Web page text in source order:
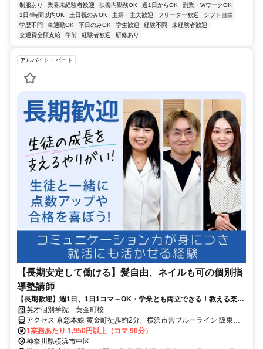
制服あり 業界未経験者歓迎 扶養内勤務OK 週1日からOK
副業・WワークOK
1日4時間以内OK
土日祝のみOK 主婦・主夫歓迎 フリーター歓迎
シフト自由
学歴不問
車通勤OK 平日のみOK 学生歓迎 経験不問
未経験者歓迎
交通費全額支給
午前 経験者歓迎 研修あり
アルバイト・パート
【長期安定して働ける】髪自由、ネイルも可の個別指
導塾講師
【長期歓迎】週1日、1日1コマ～OK・学業とも両立できる！教える楽し
さを、実感できる場所へ。
英才個別学院 黄金町校
アクセス 京急本線 黄金町徒歩約2分、横浜市営ブルーライン 阪東橋
出口3B徒歩約6分、京急本線 日ノ出町徒歩約8分
1業務あたり 1,950円以上（コマ 90分）
神奈川県横浜市中区